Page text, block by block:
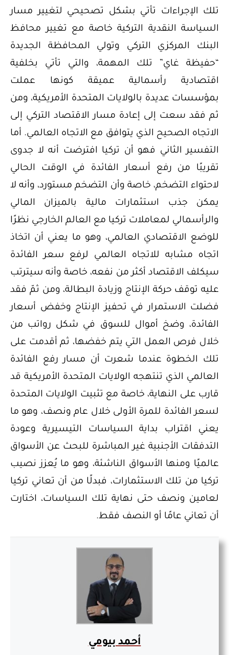
تلك الإجراءات تأتي بشكل تصحيحي لتغيير مسار
السياسة النقدية التركية خاصة مع تغيير محافظ
البنك المركزي التركي وتولي المحافظة الجديدة
“حفيظة غاي” تلك المهمة، والتي تأتي بخلفية
اقتصادية رأسمالية عميقة كونها عملت
بمؤسسات عديدة بالولايات المتحدة الأمريكية، ومن
ثم فقد سعت إلى إعادة مسار الاقتصاد التركي إلى
الاتجاه الصحيح الذي يتوافق مع الاتجاه العالمي. أما
التفسير الثاني فهو أن تركيا افترضت أنه لا جدوى
تقريبًا من رفع أسعار الفائدة في الوقت الحالي
لاحتواء التضخم، خاصة وأن التضخم مستورد، وأنه لا
يمكن جذب استثمارات مالية بالميزان المالي
والرأسمالي لمعاملات تركيا مع العالم الخارجي نظرًا
للوضع الاقتصادي العالمي، وهو ما يعني أن اتخاذ
اتجاه مشابه للاتجاه العالمي لرفع سعر الفائدة
سيكلف الاقتصاد أكثر من نفعه، خاصة وأنه سيترتب
عليه توقف حركة الإنتاج وزيادة البطالة، ومن ثمّ فقد
فضلت الاستمرار في تحفيز الإنتاج وخفض أسعار
الفائدة، وضخ أموال للسوق في شكل رواتب من
خلال فرص العمل التي يتم خفضها، ثم أقدمت على
تلك الخطوة عندما شعرت أن مسار رفع الفائدة
العالمي الذي تنتهجه الولايات المتحدة الأمريكية قد
قارب على النهاية، خاصة مع تثبيت الولايات المتحدة
لسعر الفائدة للمرة الأولى خلال عام ونصف، وهو ما
يعني اقتراب بداية السياسات التيسيرية وعودة
التدفقات الأجنبية غير المباشرة للبحث عن الأسواق
عالميًا ومنها الأسواق الناشئة، وهو ما يُعزز نصيب
تركيا من تلك الاستثمارات، فبدلًا من أن تعاني تركيا
لعامين ونصف حتى نهاية تلك السياسات، اختارت
أن تعاني عامًا أو النصف فقط.
أحمد بيومي